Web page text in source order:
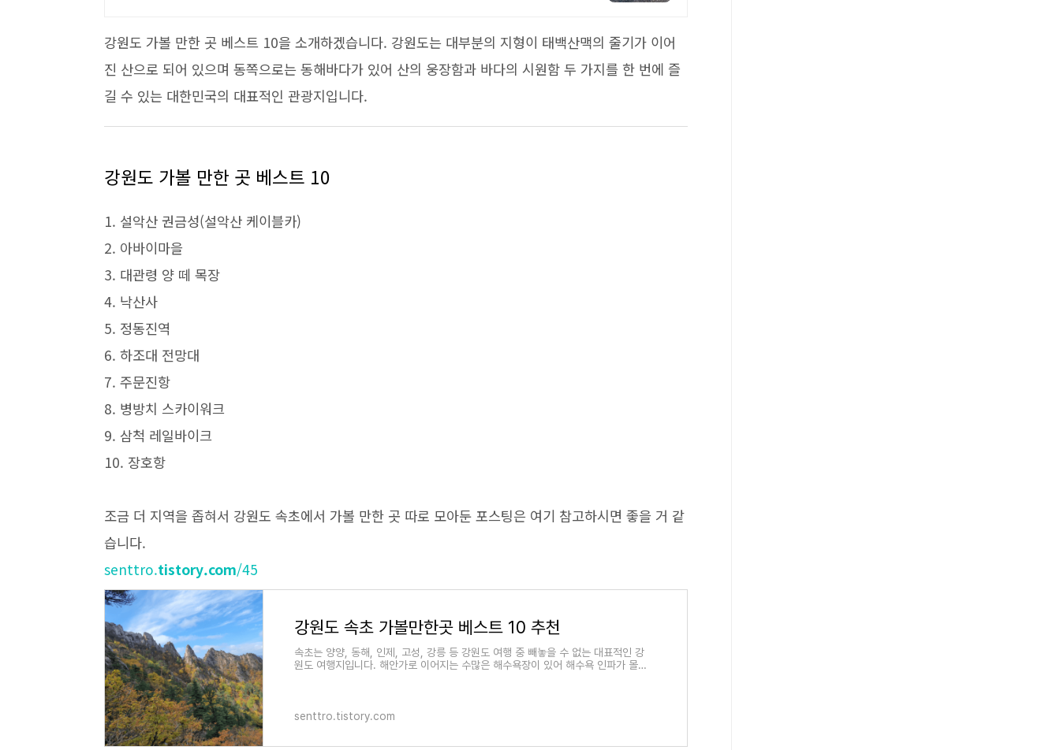
강원도 가볼 만한 곳 베스트 10을 소개하겠습니다. 강원도는 대부분의 지형이 태백산맥의 줄기가 이어
진 산으로 되어 있으며 동쪽으로는 동해바다가 있어 산의 웅장함과 바다의 시원함 두 가지를 한 번에 즐
길 수 있는 대한민국의 대표적인 관광지입니다.
강원도 가볼 만한 곳 베스트 10
1. 설악산 권금성(설악산 케이블카)
2. 아바이마을
3. 대관령 양 떼 목장
4. 낙산사
5. 정동진역
6. 하조대 전망대
7. 주문진항
8. 병방치 스카이워크
9. 삼척 레일바이크
10. 장호항
조금 더 지역을 좁혀서 강원도 속초에서 가볼 만한 곳 따로 모아둔 포스팅은 여기 참고하시면 좋을 거 같
습니다.
senttro.tistory.com/45
강원도 속초 가볼만한곳 베스트 10 추천
속초는 양양, 동해, 인제, 고성, 강릉 등 강원도 여행 중 빼놓을 수 없는 대표적인 강
원도 여행지입니다. 해안가로 이어지는 수많은 해수욕장이 있어 해수욕 인파가 몰리
senttro.tistory.com